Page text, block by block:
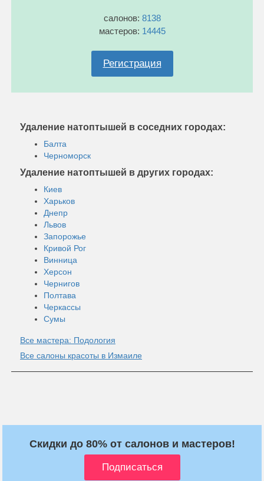
салонов: 8138
мастеров: 14445
Регистрация
Удаление натоптышей в соседних городах:
Балта
Черноморск
Удаление натоптышей в других городах:
Киев
Харьков
Днепр
Львов
Запорожье
Кривой Рог
Винница
Херсон
Чернигов
Полтава
Черкассы
Сумы
Все мастера: Подология
Все салоны красоты в Измаиле
Скидки до 80% от салонов и мастеров!